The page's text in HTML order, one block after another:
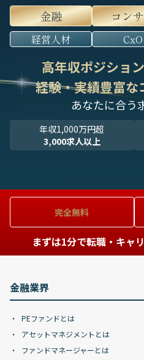
金融
コン
経営人材 CxO
高年収ポジション
経験・実績豊富な
あなたに合う
年収1,000万円超
3,000求人以上
完全無料
まずは1分で転職・キャ
金融業界
PEファンドとは
アセットマネジメントとは
ファンドマネージャーとは